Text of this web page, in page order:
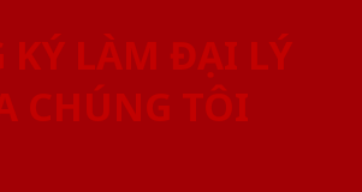
KÝ LÀM ĐẠI LÝ
CHÚNG TÔI